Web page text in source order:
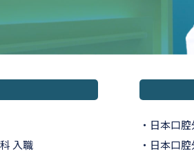
入職
日本口
日本口